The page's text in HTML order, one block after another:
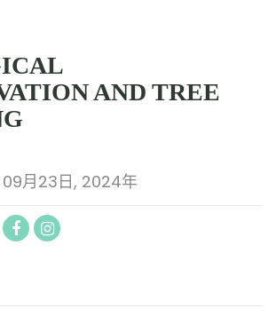
AND TREE
09月23日, 2024年